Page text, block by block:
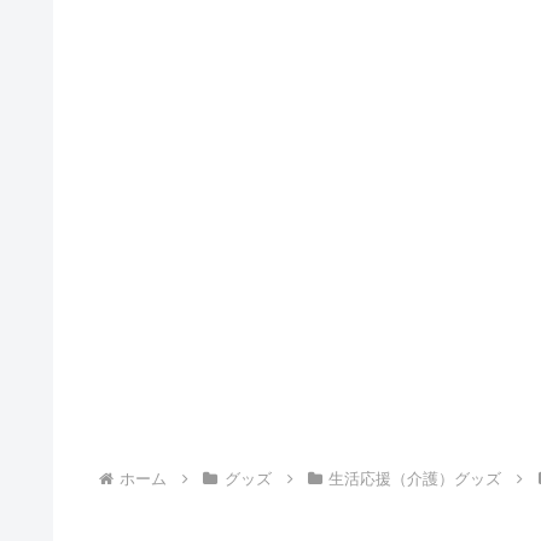
ホーム グッズ 生活応援（介護）グッズ